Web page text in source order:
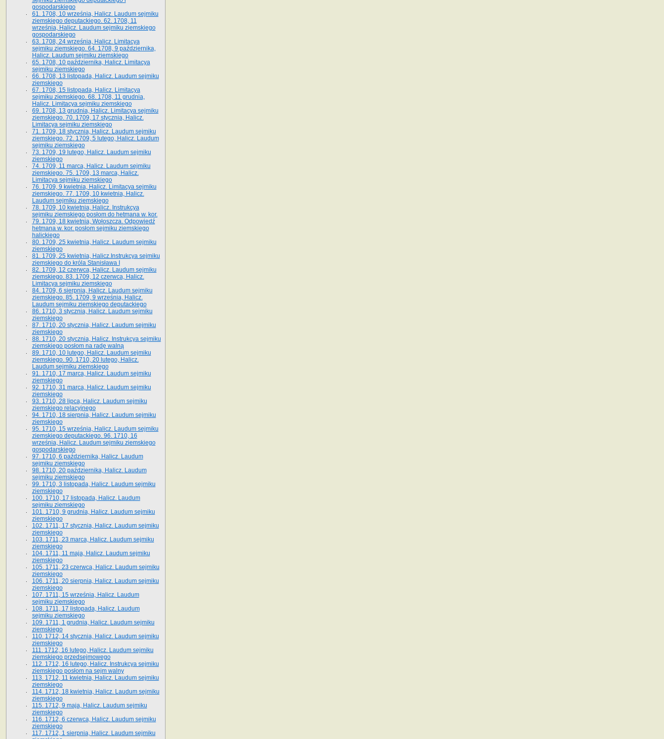
gospodarskiego
61. 1708, 10 września, Halicz. Laudum sejmiku
ziemskiego deputackiego. 62. 1708, 11
września, Halicz. Laudum sejmiku ziemskiego
gospodarskiego
63. 1708, 24 września, Halicz. Limitacya
sejmiku ziemskiego. 64. 1708, 9 października,
Halicz. Laudum sejmiku ziemskiego
65­. 1708, 10 października, Halicz. Limitacya
sejmiku ziemskiego
66. 1708, 13 listopada, Halicz. Laudum sejmiku
ziemskiego
67. 1708, 15 listopada, Halicz. Limitacya
sejmiku ziemskiego. 68. 1708, 11 grudnia,
Halicz. Limitacya sejmiku ziemskiego
69. 1708, 13 grudnia, Halicz. Limitacya sejmiku
ziemskiego. 70. 1709, 17 stycznia, Halicz.
Limitacya sejmiku ziemskiego
71. 1709, 18 stycznia, Halicz. Laudum sejmiku
ziemskiego. 72. 1709, 5 lutego, Halicz. Laudum
sejmiku ziemskiego
73. 1709, 19 lutego, Halicz. Laudum sejmiku
ziemskiego
74. 1709, 11 marca, Halicz. Laudum sejmiku
ziemskiego. 75. 1709, 13 marca, Halicz.
Limitacya sejmiku ziemskiego
76. 1709, 9 kwietnia, Halicz. Limitacya sejmiku
ziemskiego. 77. 1709, 10 kwietnia, Halicz.
Laudum sejmiku ziemskiego
78. 1709, 10 kwietnia, Halicz. Instrukcya
sejmiku ziemskiego posłom do hetmana w. kor.
79. 1709, 18 kwietnia, Wołoszcza. Odpowiedź
hetmana w. kor. posłom sejmiku ziemskiego
halickiego
80. 1709, 25 kwietnia, Halicz. Laudum sejmiku
ziemskiego
81. 1709, 25 kwietnia, Halicz.Instrukcya sejmiku
ziemskiego do króla Stanisława I
82. 1709, 12 czerwca, Halicz. Laudum sejmiku
ziemskiego. 83. 1709, 12 czerwca, Halicz.
Limitacya sejmiku ziemskiego
84. 1709, 6 sierpnia, Halicz. Laudum sejmiku
ziemskiego. 85. 1709, 9 września, Halicz.
Laudum sejmiku ziemskiego deputackiego
86. 1710, 3 stycznia, Halicz. Laudum sejmiku
ziemskiego
87. 1710, 20 stycznia, Halicz. Laudum sejmiku
ziemskiego
88. 1710, 20 stycznia, Halicz. Instrukcya sejmiku
ziemskiego posłom na radę walną
89. 1710, 10 lutego, Halicz. Laudum sejmiku
ziemskiego. 90. 1710, 20 lutego, Halicz.
Laudum sejmiku ziemskiego
91. 1710, 17 marca, Halicz. Laudum sejmiku
ziemskiego
92. 1710, 31 marca, Halicz. Laudum sejmiku
ziemskiego
93. 1710, 28 lipca, Halicz. Laudum sejmiku
ziemskiego relacyjnego
94. 1710, 18 sierpnia, Halicz. Laudum sejmiku
ziemskiego
95. 1710, 15 września, Halicz. Laudum sejmiku
ziemskiego deputackiego. 96. 1710, 16
września, Halicz. Laudum sejmiku ziemskiego
gospodarskiego
97. 1710, 6 października, Halicz. Laudum
sejmiku ziemskiego
98. 1710, 20 października, Halicz. Laudum
sejmiku ziemskiego
99. 1710, 3 listopada, Halicz. Laudum sejmiku
ziemskiego
100. 1710, 17 listopada, Halicz. Laudum
sejmiku ziemskiego
101. 1710, 9 grudnia, Halicz. Laudum sejmiku
ziemskiego
102. 1711, 17 stycznia, Halicz. Laudum sejmiku
ziemskiego
103. 1711, 23 marca, Halicz. Laudum sejmiku
ziemskiego
104. 1711, 11 maja, Halicz. Laudum sejmiku
ziemskiego
105. 1711, 23 czerwca, Halicz. Laudum sejmiku
ziemskiego
106. 1711, 20 sierpnia, Halicz. Laudum sejmiku
ziemskiego
107. 1711, 15 września, Halicz. Laudum
sejmiku ziemskiego
108. 1711, 17 listopada, Halicz. Laudum
sejmiku ziemskiego
109. 1711, 1 grudnia, Halicz. Laudum sejmiku
ziemskiego
110. 1712, 14 stycznia, Halicz. Laudum sejmiku
ziemskiego
111. 1712, 16 lutego, Halicz. Laudum sejmiku
ziemskiego przedsejmowego
112. 1712, 16 lutego, Halicz. Instrukcya sejmiku
ziemskiego posłom na sejm walny
113. 1712, 11 kwietnia, Halicz. Laudum sejmiku
ziemskiego
114. 1712, 18 kwietnia, Halicz. Laudum sejmiku
ziemskiego
115. 1712, 9 maja, Halicz. Laudum sejmiku
ziemskiego
116. 1712, 6 czerwca, Halicz. Laudum sejmiku
ziemskiego
117. 1712, 1 sierpnia, Halicz. Laudum sejmiku